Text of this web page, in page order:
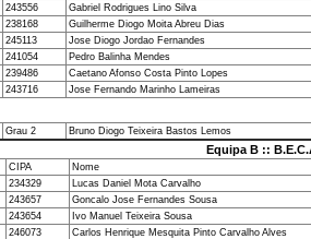
243556
Gabriel Rodrigues Lino Silva
238168
Guilherme Diogo Moita Abreu Dias
245113
Jose Diogo Jordao Fernandes
241054
Pedro Balinha Mendes
239486
Caetano Afonso Costa Pinto Lopes
243716 Jose Fernando Marinho Lameiras
Grau 2
Bruno Diogo Teixeira Bastos Lemos
Equipa B ::
CIPA
Nome
234329
Lucas Daniel Mota Carvalho
243657
Goncalo Jose Fernandes Sousa
243654
Ivo Manuel Teixeira Sousa
246073
Carlos Henrique Mesquita Pinto Carvalho Alves